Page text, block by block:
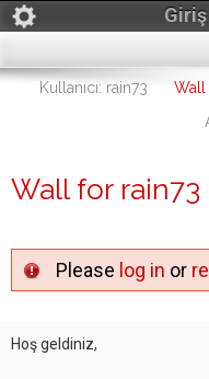
Giriş
Kullanıcı: rain73 Wall
Wall for rain73
Please log in or
Hoş geldiniz,